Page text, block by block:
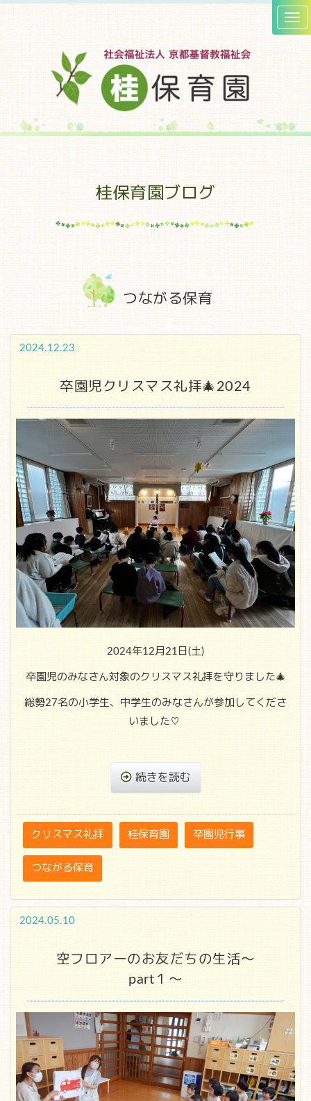
桂保育園ブログ
つながる保育
2024.12.23
卒園児クリスマス礼拝🎄2024
2024年12月21日(土)
卒園児のみなさん対象のクリスマス礼拝を守りました🎄
総勢27名の小学生、中学生のみなさんが参加してくださ
いました♡
続きを読む
クリスマス礼拝 桂保育園 卒園児行事
つながる保育
2024.05.10
空フロアーのお友だちの生活～
part１～